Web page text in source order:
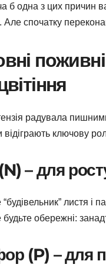
б одна з цих причин
Але спочатку
радувала
відіграють ключову
– для
листя і
обережні:
(P) – для